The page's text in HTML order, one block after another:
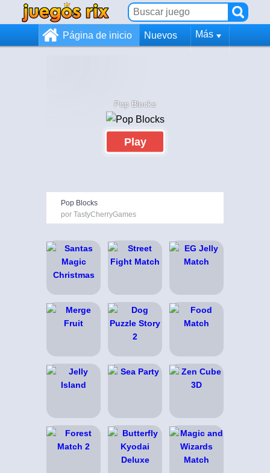
Página de inicio Nuevos Más
Pop Blocks
Play
Pop Blocks
por TastyCherryGames